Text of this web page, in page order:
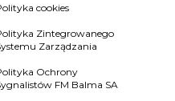
cookies
Zintegrowanego
Zarządzania
Ochrony
FM Balma SA